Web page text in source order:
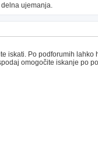
ujemanja.
iskati. Po podforumih lahko
omogočite iskanje po